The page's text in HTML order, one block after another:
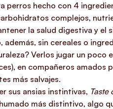
hecho con 4
complejos,
la salud digestiva y el
sin cereales o
Verlos jugar un poco
en compañeros amados
más salvajes.
sus ansias instintivas, Taste
más distintivo, algo